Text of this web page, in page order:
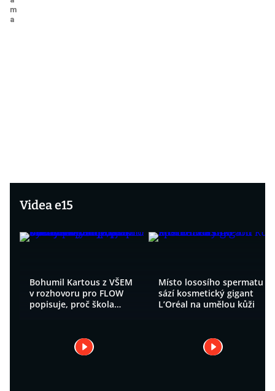
Videa e15
Bohumil Kartous z VŠEM
v rozhovoru pro FLOW
popisuje, proč škola
obhajobou byznysových
Místo lososího spermatu
sází kosmetický gigant
L’Oréal na umělou kůži